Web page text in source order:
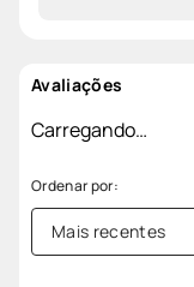
Avaliações
Carregando…
Mais recentes